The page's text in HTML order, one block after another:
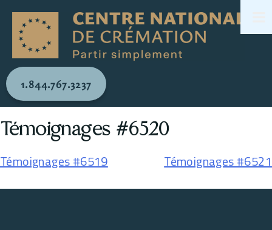
1.844.767.3237
Témoignages #6520
Témoignages #6519 Témoignages #6521